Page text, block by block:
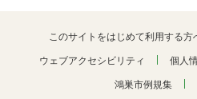
このサイトをはじめて利用する方
ウェブアクセシビリティ 個人
鴻巣市例規集